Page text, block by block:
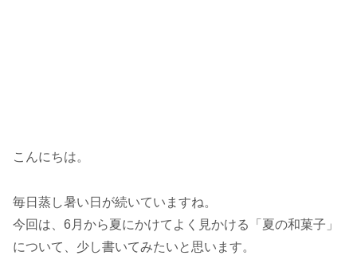
こんにちは。
毎日蒸し暑い日が続いていますね。
今回は、6月から夏にかけてよく見かける「夏の和菓子」
について、少し書いてみたいと思います。